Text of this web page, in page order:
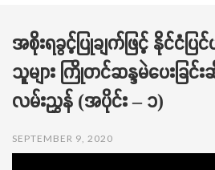
အစိုးရခွင့်ပြုချက်ဖြင့် နိုင်ငံပ
သူများ ကြိုတင်ဆန္ဒမဲပေးခြင်
လမ်းညွှန် (အပိုင်း – ၁)
SEPTEMBER 9, 2020